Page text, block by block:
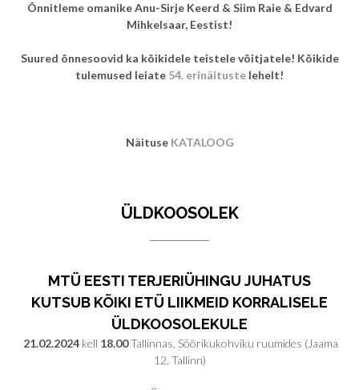
Õnnitleme omanike Anu-Sirje Keerd & Siim Raie & Edvard
Mihkelsaar, Eestist!
Suured õnnesoovid ka kõikidele teistele võitjatele! Kõikide
tulemused leiate 54. erinäituste lehelt!
Näituse KATALOOG
ÜLDKOOSOLEK
MTÜ EESTI TERJERIÜHINGU JUHATUS
KUTSUB KÕIKI ETÜ LIIKMEID KORRALISELE
ÜLDKOOSOLEKULE
21.02.2024 kell 18.00Tallinnas, Sõõrikukohviku ruumides (Jaama
12, Tallinn)